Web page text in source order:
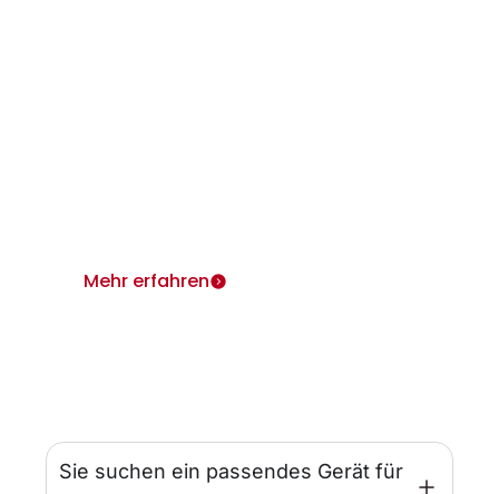
Sie suchen ein passendes Gerät für
Mehr erfahren